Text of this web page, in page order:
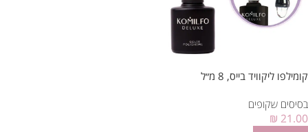
קומילפו ליקוויד בייס, 8 מ״ל
בסיסים שקופים
₪ 21.00